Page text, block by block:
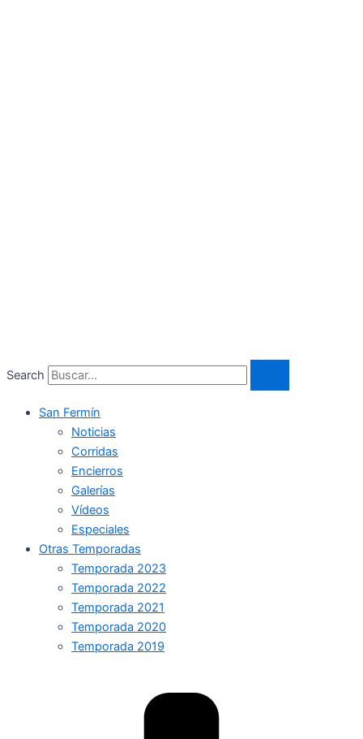
Search
San Fermín
Noticias
Corridas
Encierros
Galerías
Vídeos
Especiales
Otras Temporadas
Temporada 2023
Temporada 2022
Temporada 2021
Temporada 2020
Temporada 2019